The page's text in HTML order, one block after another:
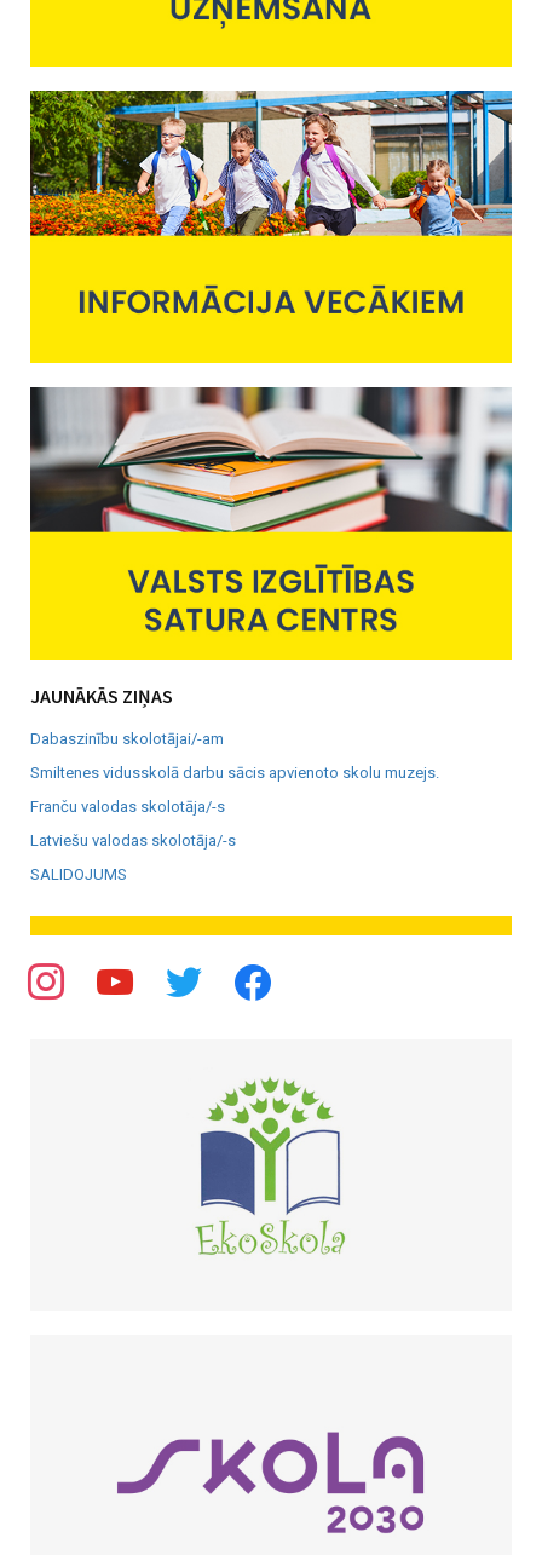
JAUNĀKĀS ZIŅAS
Dabaszinību skolotājai/-am
Smiltenes vidusskolā darbu sācis apvienoto skolu muzejs.
Franču valodas skolotāja/-s
Latviešu valodas skolotāja/-s
SALIDOJUMS